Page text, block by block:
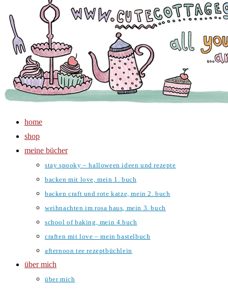
home
shop
meine bücher
stay spooky – halloween ideen und rezepte
backen mit love, mein 1. buch
backen craft und rote katze, mein 2. buch
weihnachten im rosa haus, mein 3. buch
school of baking, mein 4.buch
craften mit love – mein bastelbuch
afternoon tee rezeptbüchlein
über mich
über mich